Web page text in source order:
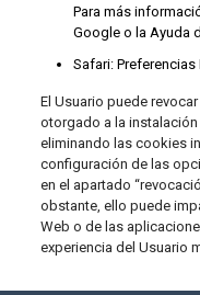
Para más
Google o la Ayuda
Safari: Preferencias
El Usuario puede
otorgado a la
eliminando las cookies
configuración de las
en el apartado
obstante, ello puede
Web o de las
experiencia del Usuario